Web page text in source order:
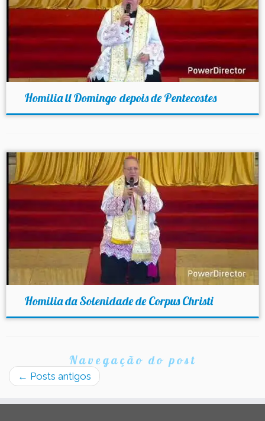
Homilia ll Domingo depois de Pentecostes
Homilia da Solenidade de Corpus Christi
Navegação do post
← Posts antigos